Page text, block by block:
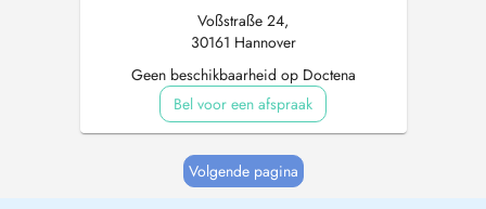
Voßstraße 24,
30161 Hannover
Geen beschikbaarheid op Doctena
Bel voor een afspraak
Volgende pagina